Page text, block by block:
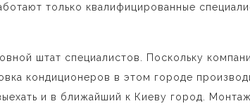
только квалифицированные
штат специалистов. Поскольку
кондиционеров в этом городе
и в ближайший к Киеву город.